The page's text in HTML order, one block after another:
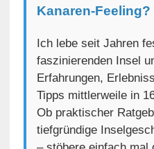
Kanaren-Feeling?
Ich lebe seit Jahren
faszinierenden Insel
Erfahrungen,
Tipps mittlerweile in
Ob praktischer
tiefgründige